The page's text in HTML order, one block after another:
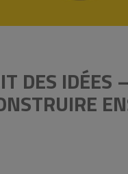
DES IDÉES –